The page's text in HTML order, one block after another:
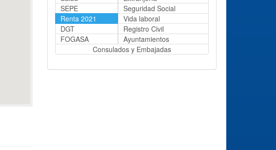
SEPE
Seguridad Social
Renta 2021
Vida laboral
DGT
Registro Civil
FOGASA
Ayuntamientos
Consulados y Embajadas